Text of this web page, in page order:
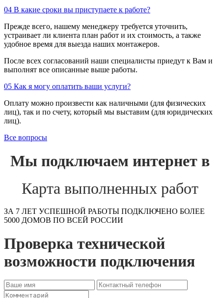
04 В какие сроки вы приступаете к работе?
Прежде всего, нашему менеджеру требуется уточнить,
устраивает ли клиента план работ и их стоимость, а также
удобное время для выезда наших монтажеров.
После всех согласований наши специалисты приедут к Вам и
выполнят все описанные выше работы.
05 Как я могу оплатить ваши услуги?
Оплату можно произвести как наличными (для физических
лиц), так и по счету, который мы выставим (для юридических
лиц).
Все вопросы
Мы подключаем интернет в
Карта выполненных работ
ЗА 7 ЛЕТ УСПЕШНОЙ РАБОТЫ ПОДКЛЮЧЕНО БОЛЕЕ
5000 ДОМОВ ПО ВСЕЙ РОССИИ
Проверка технической
возможности подключения